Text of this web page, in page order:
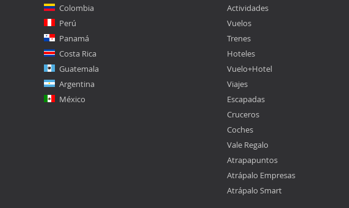
Colombia
Perú
Panamá
Costa Rica
Guatemala
Argentina
México
Actividades
Vuelos
Trenes
Hoteles
Vuelo+Hotel
Viajes
Escapadas
Cruceros
Coches
Vale Regalo
Atrapapuntos
Atrápalo Empresas
Atrápalo Smart